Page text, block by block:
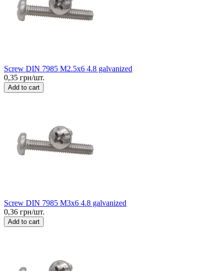
Screw DIN 7985 M2.5x6 4.8 galvanized
0,35 грн/шт.
Add to cart
Screw DIN 7985 M3x6 4.8 galvanized
0,36 грн/шт.
Add to cart